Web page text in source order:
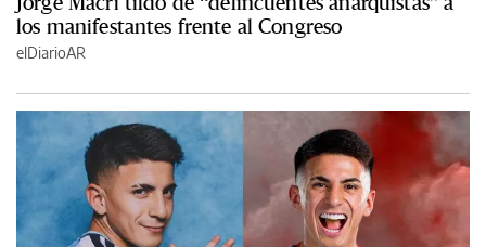
los manifestantes frente al Congreso
elDiarioAR